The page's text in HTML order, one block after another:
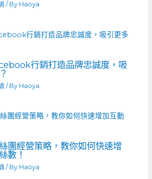
/ By Haoya
行銷打造品牌忠誠度，吸
/ By Haoya
團經營策略，教你如何快速增
數！
/ By Haoya